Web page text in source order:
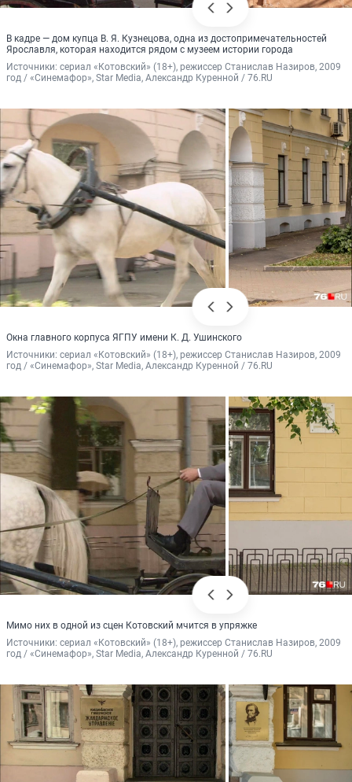
В кадре — дом купца В. Я. Кузнецова, одна из достопримечательностей
Ярославля, которая находится рядом с музеем истории города
Источники: сериал «Котовский» (18+), режиссер Станислав Назиров, 2009
год / «Синемафор», Star Media, Александр Куренной / 76.RU
Окна главного корпуса ЯГПУ имени К. Д. Ушинского
Источники: сериал «Котовский» (18+), режиссер Станислав Назиров, 2009
год / «Синемафор», Star Media, Александр Куренной / 76.RU
Мимо них в одной из сцен Котовский мчится в упряжке
Источники: сериал «Котовский» (18+), режиссер Станислав Назиров, 2009
год / «Синемафор», Star Media, Александр Куренной / 76.RU